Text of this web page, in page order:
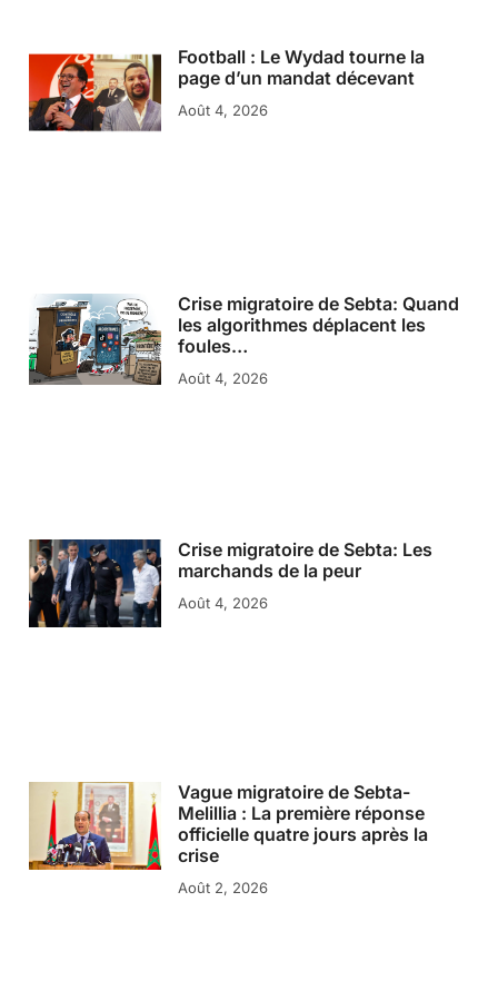
Football : Le Wydad tourne la
page d’un mandat décevant
Août 4, 2026
Crise migratoire de Sebta: Quand
les algorithmes déplacent les
foules…
Août 4, 2026
Crise migratoire de Sebta: Les
marchands de la peur
Août 4, 2026
Vague migratoire de Sebta-
Melillia : La première réponse
officielle quatre jours après la
crise
Août 2, 2026